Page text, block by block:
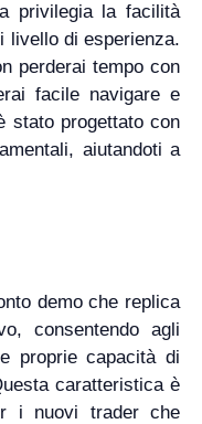
privilegia la facilità
livello di esperienza.
perderai tempo con
facile navigare e
stato progettato con
aiutandoti a
demo che replica
consentendo agli
proprie capacità di
caratteristica è
i nuovi trader che